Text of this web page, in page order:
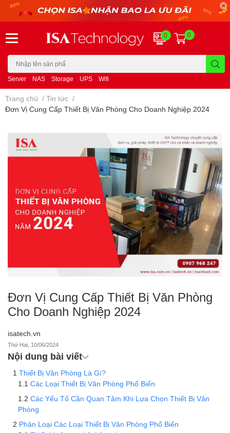
Server NAS Storage UPS Wifi
0 0
Trang chủ / Tin tức /
Đơn Vị Cung Cấp Thiết Bị Văn Phòng Cho Doanh Nghiệp 2024
Đơn Vị Cung Cấp Thiết Bị Văn Phòng
Cho Doanh Nghiệp 2024
isatech.vn
Thứ Hai, 10/06/2024
Nội dung bài viết
Thiết Bị Văn Phòng Là Gì?
Các Loại Thiết Bị Văn Phòng Phổ Biến
Các Yếu Tố Cần Quan Tâm Khi Lựa Chọn Thiết Bị Văn
Phòng
Phân Loại Các Loại Thiết Bị Văn Phòng Phổ Biến